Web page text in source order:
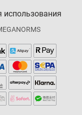
использования